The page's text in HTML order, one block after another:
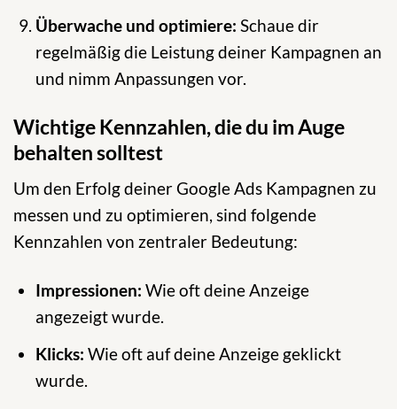
Überwache und optimiere: Schaue dir
regelmäßig die Leistung deiner Kampagnen an
und nimm Anpassungen vor.
Wichtige Kennzahlen, die du im Auge
behalten solltest
Um den Erfolg deiner Google Ads Kampagnen zu
messen und zu optimieren, sind folgende
Kennzahlen von zentraler Bedeutung:
Impressionen: Wie oft deine Anzeige
angezeigt wurde.
Klicks: Wie oft auf deine Anzeige geklickt
wurde.